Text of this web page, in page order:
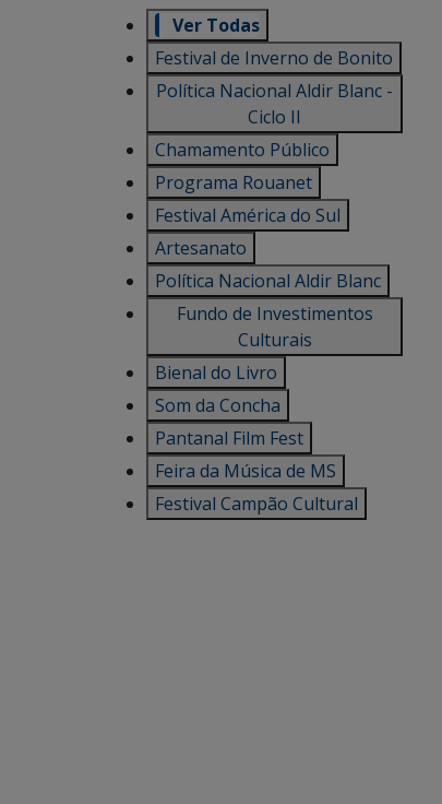
Ver Todas
Festival de Inverno de Bonito
Política Nacional Aldir Blanc -
Ciclo II
Chamamento Público
Programa Rouanet
Festival América do Sul
Artesanato
Política Nacional Aldir Blanc
Fundo de Investimentos
Culturais
Bienal do Livro
Som da Concha
Pantanal Film Fest
Feira da Música de MS
Festival Campão Cultural